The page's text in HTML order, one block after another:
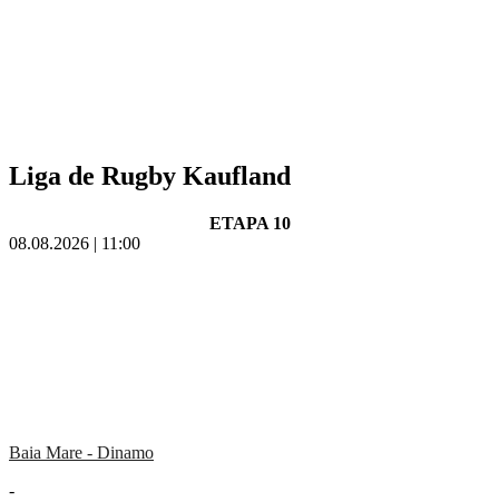
Liga de Rugby Kaufland
ETAPA 10
08.08.2026 | 11:00
Baia Mare - Dinamo
-